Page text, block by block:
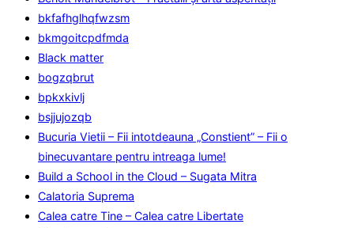
bkfafhglhqfwzsm
bkmgoitcpdfmda
Black matter
bogzqbrut
bpkxkivlj
bsjjujozqb
Bucuria Vietii – Fii intotdeauna „Constient” – Fii o
binecuvantare pentru intreaga lume!
Build a School in the Cloud – Sugata Mitra
Calatoria Suprema
Calea catre Tine – Calea catre Libertate